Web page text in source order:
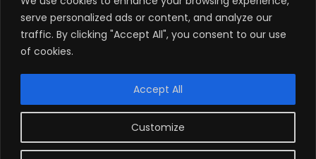
serve personalized ads or content, and analyze our
traffic. By clicking "Accept All", you consent to our use
of cookies.
Customize
Accept All
Zakończenie realizacji projektu
Wynik postępowania 1/2022
Zapytanie ofertowe 1/2022
Wynik postępowania 3/2021
Zapytanie ofertowe 3/2021